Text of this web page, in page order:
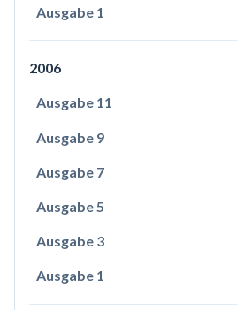
Ausgabe 1
2006
Ausgabe 11
Ausgabe 9
Ausgabe 7
Ausgabe 5
Ausgabe 3
Ausgabe 1